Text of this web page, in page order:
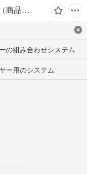
2026電材総合カタログ（商品施工例 （工場・施設））
の組み合わせシステム
ー用のシステム